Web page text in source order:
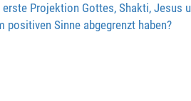
Projektion Gottes, Shakti, Jesus
positiven Sinne abgegrenzt haben?